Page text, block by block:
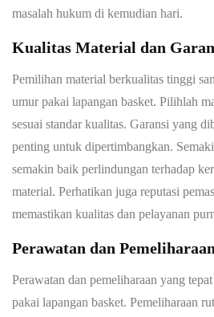
masalah hukum di kemudian hari.
Kualitas Material dan
Pemilihan material berkualitas tinggi
umur pakai lapangan basket. Pilihlah
sesuai standar kualitas. Garansi yang
penting untuk dipertimbangkan.
semakin baik perlindungan terhadap
material. Perhatikan juga reputasi
memastikan kualitas dan pelayanan
Perawatan dan Pemeliharaan
Perawatan dan pemeliharaan yang
pakai lapangan basket. Pemeliharaan